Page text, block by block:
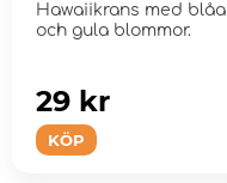
Hawaiikrans med blåa
och gula blommor.
KÖP
29 kr